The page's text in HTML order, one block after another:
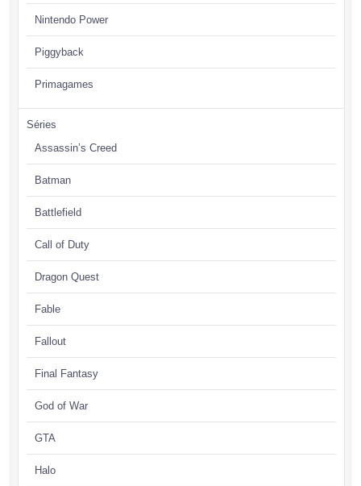
Nintendo Power
Piggyback
Primagames
Séries
Assassin’s Creed
Batman
Battlefield
Call of Duty
Dragon Quest
Fable
Fallout
Final Fantasy
God of War
GTA
Halo